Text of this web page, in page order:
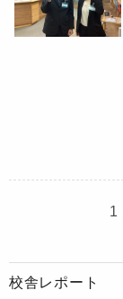
1
校舎レポート